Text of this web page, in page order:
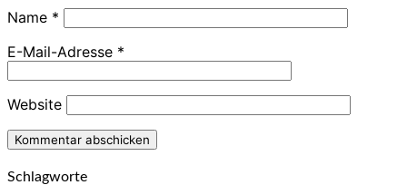
Name *
E-Mail-Adresse *
Website
Schlagworte